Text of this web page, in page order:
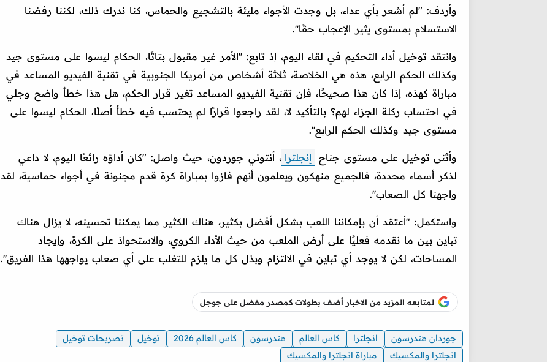
وأردف: "لم أشعر بأي عداء، بل وجدت الأجواء مليئة بالتشجيع والحماس، كنا ندرك ذلك، لكننا رفضنا
الاستسلام بمستوى يثير الإعجاب حقًا''.
وانتقد توخيل أداء التحكيم في لقاء اليوم، إذ تابع: ''الأمر غير مقبول بتاتًا، الحكام ليسوا على مستوى جيد
وكذلك الحكم الرابع، هذه هي الخلاصة، ثلاثة أشخاص من أمريكا الجنوبية في تقنية الفيديو المساعد في
مباراة كهذه، إذا كان هذا صحيحًا، فإن تقنية الفيديو المساعد تغير قرار الحكم، هل هذا خطأ واضح وجلي
في احتساب ركلة الجزاء لهم؟ بالتأكيد لا، لقد راجعوا قرارًا لم يحتسب فيه خطأً أصلًا، الحكام ليسوا على
مستوى جيد وكذلك الحكم الرابع''.
وأثنى توخيل على مستوى جناح إنجلترا ، أنتوني جوردون، حيث واصل: "كان أداؤه رائعًا اليوم، لا داعي
لذكر أسماء محددة، فالجميع منهكون ويعلمون أنهم فازوا بمباراة كرة قدم مجنونة في أجواء حماسية، لقد
واجهنا كل الصعاب''.
واستكمل: "أعتقد أن بإمكاننا اللعب بشكل أفضل بكثير، هناك الكثير مما يمكننا تحسينه، لا يزال هناك
تباين بين ما نقدمه فعليًا على أرض الملعب من حيث الأداء الكروي، والاستحواذ على الكرة، وإيجاد
المساحات، لكن لا يوجد أي تباين في الالتزام وبذل كل ما يلزم للتغلب على أي صعاب يواجهها هذا الفريق''.
لمتابعه المزيد من الاخبار أضف بطولات كمصدر مفضل على جوجل
جوردان هندرسون انجلترا كاس العالم هندرسون كاس العالم 2026 توخيل
تصريحات توخيل
انجلترا والمكسيك
مباراة انجلترا والمكسيك